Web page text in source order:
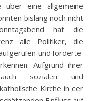
über eine allgemeine
bislang noch nicht
hat die
alle Politiker, die
und forderte
Aufgrund ihrer
sozialen und
Kirche in der